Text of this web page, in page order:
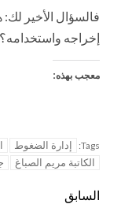
فالسؤال الأخير
إخراجه واستخدامه؟
معجب بهذه:
Tags: إدارة الضغوط
الكاتبة مريم الصباغ
السابق